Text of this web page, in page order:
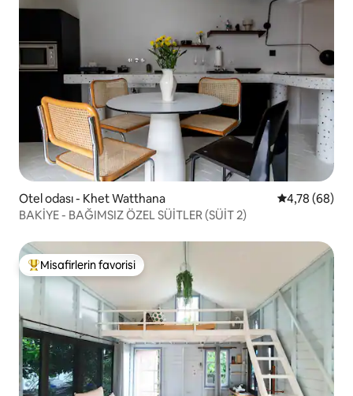
Otel odası - Khet Watthana 5 üzerinden
4,78 (68)
BAKİYE - BAĞIMSIZ ÖZEL SÜİTLER (SÜİT 2)
Misafirlerin favorilerinden en beğenilenler arasında
Misafirlerin favorisi